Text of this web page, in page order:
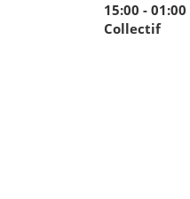
15:00 - 01:00
Collectif